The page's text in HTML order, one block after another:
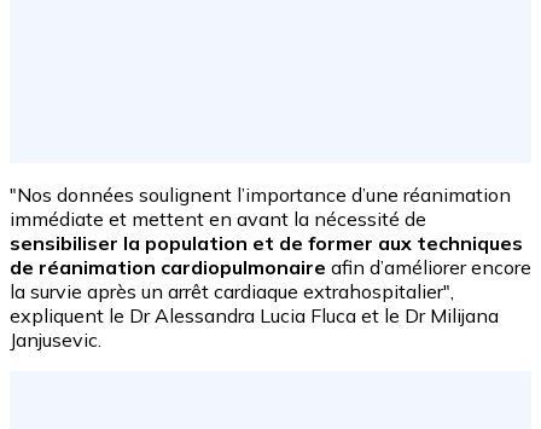
"Nos données soulignent l’importance d’une réanimation
immédiate et mettent en avant la nécessité de
sensibiliser la population et de former aux techniques
de réanimation cardiopulmonaire afin d’améliorer encore
la survie après un arrêt cardiaque extrahospitalier",
expliquent le Dr Alessandra Lucia Fluca et le Dr Milijana
Janjusevic.